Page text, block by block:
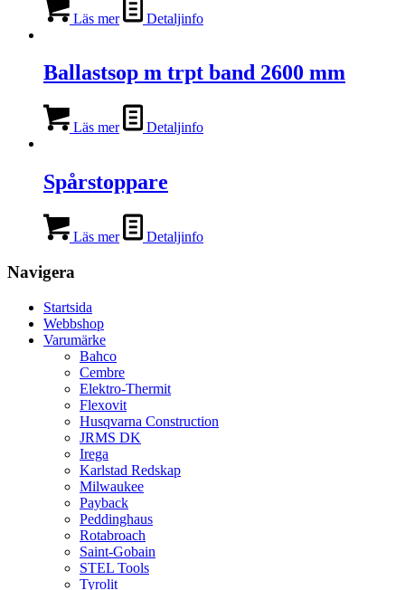
Läs mer Detaljinfo
Ballastsop m trpt band 2600 mm
Läs mer Detaljinfo
Spårstoppare
Läs mer Detaljinfo
Navigera
Startsida
Webbshop
Varumärke
Bahco
Cembre
Elektro-Thermit
Flexovit
Husqvarna Construction
JRMS DK
Irega
Karlstad Redskap
Milwaukee
Payback
Peddinghaus
Rotabroach
Saint-Gobain
STEL Tools
Tyrolit